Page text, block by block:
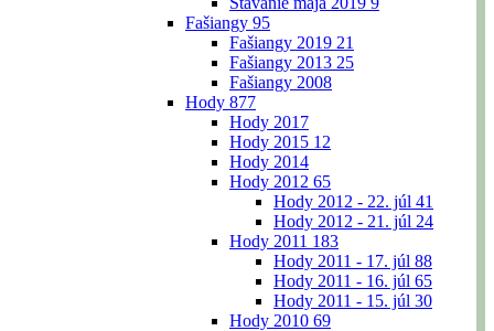
Fašiangy 95
Fašiangy 2019 21
Fašiangy 2013 25
Fašiangy 2008
Hody 877
Hody 2017
Hody 2015 12
Hody 2014
Hody 2012 65
Hody 2012 - 22. júl 41
Hody 2012 - 21. júl 24
Hody 2011 183
Hody 2011 - 17. júl 88
Hody 2011 - 16. júl 65
Hody 2011 - 15. júl 30
Hody 2010 69